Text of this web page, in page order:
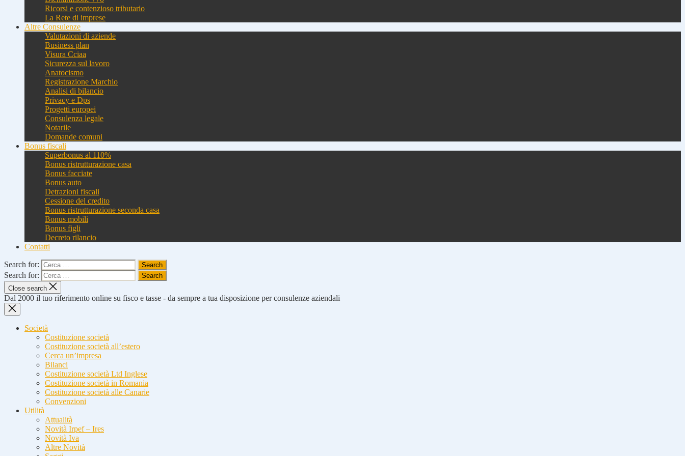
Ricorsi e contenzioso tributario
La Rete di imprese
Altre Consulenze
Valutazioni di aziende
Business plan
Visura Cciaa
Sicurezza sul lavoro
Anatocismo
Registrazione Marchio
Analisi di bilancio
Privacy e Dps
Progetti europei
Consulenza legale
Notarile
Domande comuni
Bonus fiscali
Superbonus al 110%
Bonus ristrutturazione casa
Bonus facciate
Bonus auto
Detrazioni fiscali
Cessione del credito
Bonus ristrutturazione seconda casa
Bonus mobili
Bonus figli
Decreto rilancio
Contatti
Search for:
Search for:
Close search
Dal 2000 il tuo riferimento online su fisco e tasse - da sempre a tua disposizione per consulenze aziendali
Società
Costituzione società
Costituzione società all’estero
Cerca un’impresa
Bilanci
Costituzione società Ltd Inglese
Costituzione società in Romania
Costituzione società alle Canarie
Convenzioni
Utilità
Attualità
Novità Irpef – Ires
Novità Iva
Altre Novità